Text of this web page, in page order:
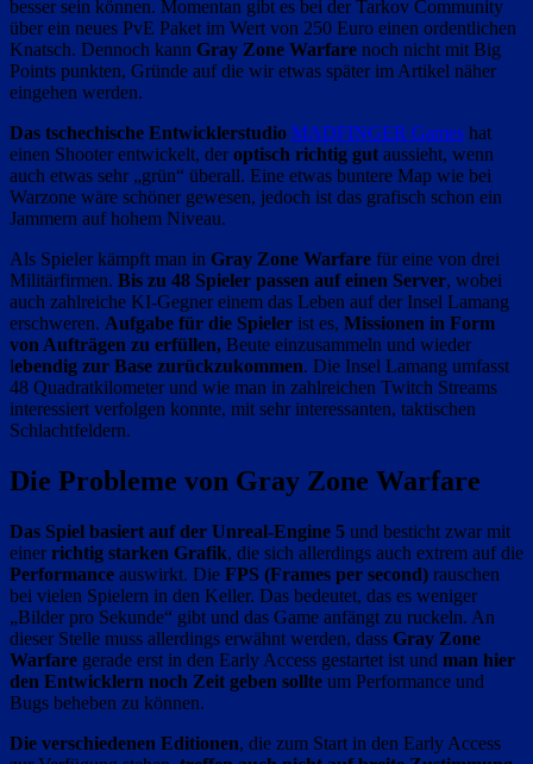
besser sein können. Momentan gibt es bei der Tarkov Community
über ein neues PvE Paket im Wert von 250 Euro einen ordentlichen
Knatsch. Dennoch kann Gray Zone Warfare noch nicht mit Big
Points punkten, Gründe auf die wir etwas später im Artikel näher
eingehen werden.
Das tschechische Entwicklerstudio MADFINGER Games hat
einen Shooter entwickelt, der optisch richtig gut aussieht, wenn
auch etwas sehr „grün“ überall. Eine etwas buntere Map wie bei
Warzone wäre schöner gewesen, jedoch ist das grafisch schon ein
Jammern auf hohem Niveau.
Als Spieler kämpft man in Gray Zone Warfare für eine von drei
Militärfirmen. Bis zu 48 Spieler passen auf einen Server, wobei
auch zahlreiche KI-Gegner einem das Leben auf der Insel Lamang
erschweren. Aufgabe für die Spieler ist es, Missionen in Form
von Aufträgen zu erfüllen, Beute einzusammeln und wieder
lebendig zur Base zurückzukommen. Die Insel Lamang umfasst
48 Quadratkilometer und wie man in zahlreichen Twitch Streams
interessiert verfolgen konnte, mit sehr interessanten, taktischen
Schlachtfeldern.
Die Probleme von Gray Zone Warfare
Das Spiel basiert auf der Unreal-Engine 5 und besticht zwar mit
einer richtig starken Grafik, die sich allerdings auch extrem auf die
Performance auswirkt. Die FPS (Frames per second) rauschen
bei vielen Spielern in den Keller. Das bedeutet, das es weniger
„Bilder pro Sekunde“ gibt und das Game anfängt zu ruckeln. An
dieser Stelle muss allerdings erwähnt werden, dass Gray Zone
Warfare gerade erst in den Early Access gestartet ist und man hier
den Entwicklern noch Zeit geben sollte um Performance und
Bugs beheben zu können.
Die verschiedenen Editionen, die zum Start in den Early Access